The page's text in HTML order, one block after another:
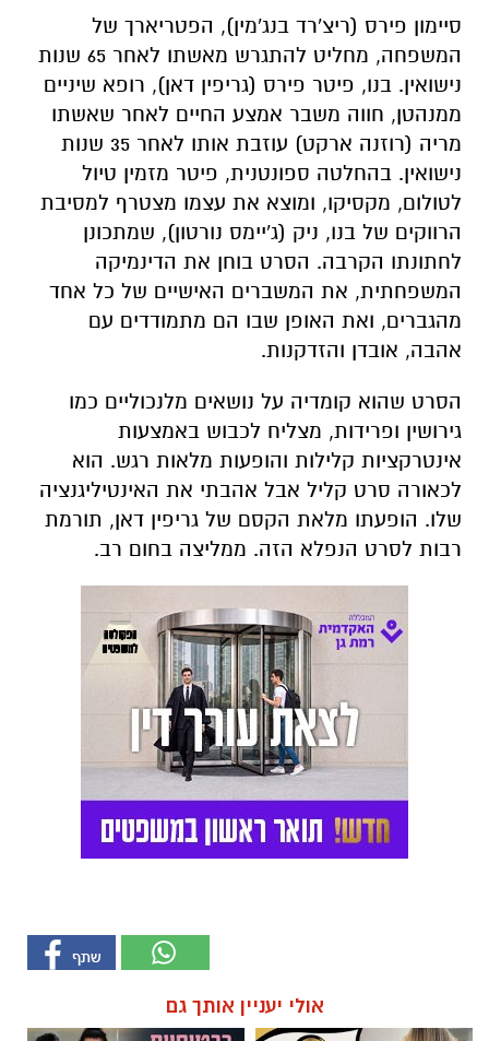
סיימון פירס (ריצ'רד בנג'מין), הפטריארך של
המשפחה, מחליט להתגרש מאשתו לאחר 65 שנות
נישואין. בנו, פיטר פירס (גריפין דאן), רופא שיניים
ממנהטן, חווה משבר אמצע החיים לאחר שאשתו
מריה (רוזנה ארקט) עוזבת אותו לאחר 35 שנות
נישואין. בהחלטה ספונטנית, פיטר מזמין טיול
לטולום, מקסיקו, ומוצא את עצמו מצטרף למסיבת
הרווקים של בנו, ניק (ג'יימס נורטון), שמתכונן
לחתונתו הקרבה. הסרט בוחן את הדינמיקה
המשפחתית, את המשברים האישיים של כל אחד
מהגברים, ואת האופן שבו הם מתמודדים עם
אהבה, אובדן והזדקנות.
הסרט שהוא קומדיה על נושאים מלנכוליים כמו
גירושין ופרידות, מצליח לכבוש באמצעות
אינטרקציות קלילות והופעות מלאות רגש. הוא
לכאורה סרט קליל אבל אהבתי את האינטיליגנציה
שלו. הופעתו מלאת הקסם של גריפין דאן, תורמת
רבות לסרט הנפלא הזה. ממליצה בחום רב.
אולי יעניין אותך גם